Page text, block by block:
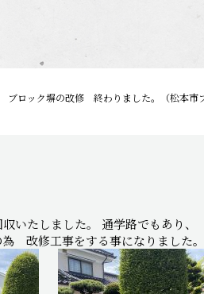
ロック塀の改修 終わりました。（松本市ブ
たしました。 通学路でもあり、
改修工事をする事になりました。